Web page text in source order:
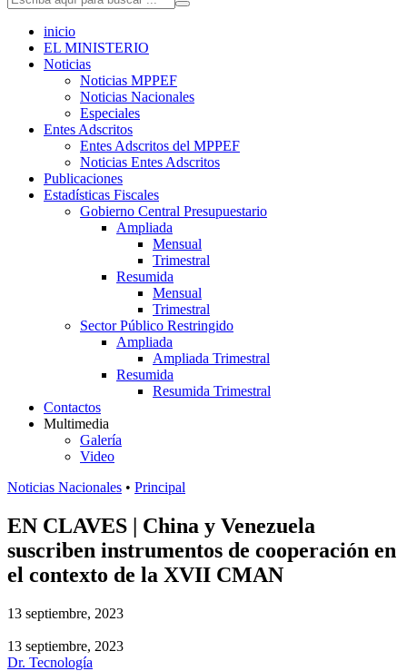
inicio
EL MINISTERIO
Noticias
Noticias MPPEF
Noticias Nacionales
Especiales
Entes Adscritos
Entes Adscritos del MPPEF
Noticias Entes Adscritos
Publicaciones
Estadísticas Fiscales
Gobierno Central Presupuestario
Ampliada
Mensual
Trimestral
Resumida
Mensual
Trimestral
Sector Público Restringido
Ampliada
Ampliada Trimestral
Resumida
Resumida Trimestral
Contactos
Multimedia
Galería
Video
Noticias Nacionales • Principal
EN CLAVES | China y Venezuela
suscriben instrumentos de cooperación en
el contexto de la XVII CMAN
13 septiembre, 2023
13 septiembre, 2023
Dr. Tecnología